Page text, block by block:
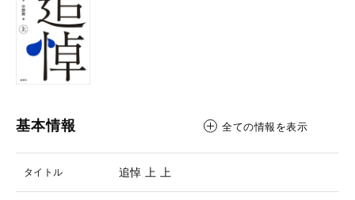
基本情報 全ての情報を表示
タイトル 追悼 上 上